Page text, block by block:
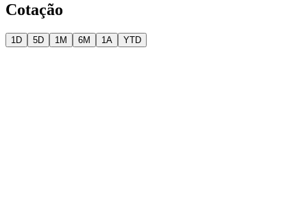
Cotação
1D 5D 1M 6M 1A YTD